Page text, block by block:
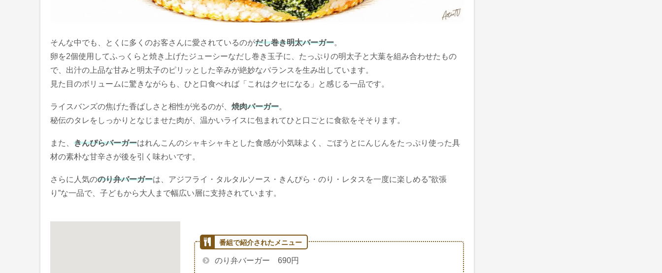
そんな中でも、とくに多くのお客さんに愛されているのがだし巻き明太バーガー。
卵を2個使用してふっくらと焼き上げたジューシーなだし巻き玉子に、たっぷりの明太子と大葉を組み合わせたもの
で、出汁の上品な甘みと明太子のピリッとした辛みが絶妙なバランスを生み出しています。
見た目のボリュームに驚きながらも、ひと口食べれば「これはクセになる」と感じる一品です。
ライスバンズの焦げた香ばしさと相性が光るのが、 焼肉バーガー。
秘伝のタレをしっかりとなじませた肉が、温かいライスに包まれてひと口ごとに食欲をそそります。
また、 きんぴらバーガーはれんこんのシャキシャキとした食感が小気味よく、ごぼうとにんじんをたっぷり使った具
材の素朴な甘辛さが後を引く味わいです。
さらに人気ののり弁バーガーは、アジフライ・タルタルソース・きんぴら・のり・レタスを一度に楽しめる”欲張
り”な一品で、子どもから大人まで幅広い層に支持されています。
のり弁バーガー 690円